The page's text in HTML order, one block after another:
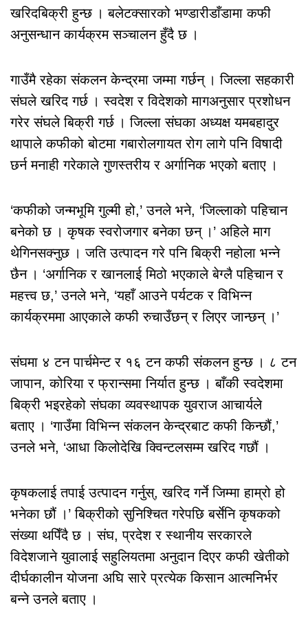
खरिदबिक्री हुन्छ । बलेटक्सारको भण्डारीडाँडामा कफी
अनुसन्धान कार्यक्रम सञ्चालन हुँदै छ ।
गाउँमै रहेका संकलन केन्द्रमा जम्मा गर्छन् । जिल्ला सहकारी
संघले खरिद गर्छ । स्वदेश र विदेशको मागअनुसार प्रशोधन
गरेर संघले बिक्री गर्छ । जिल्ला संघका अध्यक्ष यमबहादुर
थापाले कफीको बोटमा गबारोलगायत रोग लागे पनि विषादी
छर्न मनाही गरेकाले गुणस्तरीय र अर्गानिक भएको बताए ।
‘कफीको जन्मभूमि गुल्मी हो,’ उनले भने, ‘जिल्लाको पहिचान
बनेको छ । कृषक स्वरोजगार बनेका छन् ।’ अहिले माग
थेगिनसक्नुछ । जति उत्पादन गरे पनि बिक्री नहोला भन्ने
छैन । ‘अर्गानिक र खानलाई मिठो भएकाले बेग्लै पहिचान र
महत्त्व छ,’ उनले भने, ‘यहाँ आउने पर्यटक र विभिन्न
कार्यक्रममा आएकाले कफी रुचाउँछन् र लिएर जान्छन् ।’
संघमा ४ टन पार्चमेन्ट र १६ टन कफी संकलन हुन्छ । ८ टन
जापान, कोरिया र फ्रान्समा निर्यात हुन्छ । बाँकी स्वदेशमा
बिक्री भइरहेको संघका व्यवस्थापक युवराज आचार्यले
बताए । ‘गाउँमा विभिन्न संकलन केन्द्रबाट कफी किन्छौं,’
उनले भने, ‘आधा किलोदेखि क्विन्टलसम्म खरिद गछौं ।
कृषकलाई तपाई उत्पादन गर्नुस्, खरिद गर्ने जिम्मा हाम्रो हो
भनेका छौं ।’ बिक्रीको सुनिश्चित गरेपछि बर्सेनि कृषकको
संख्या थपिँदै छ । संघ, प्रदेश र स्थानीय सरकारले
विदेशजाने युवालाई सहुलियतमा अनुदान दिएर कफी खेतीको
दीर्घकालीन योजना अघि सारे प्रत्येक किसान आत्मनिर्भर
बन्ने उनले बताए ।